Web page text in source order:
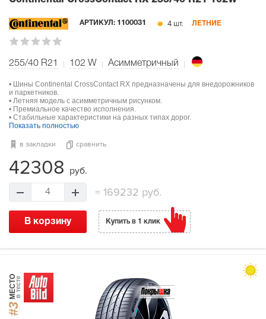
АРТИКУЛ: 1100031 4 шт. ЛЕТНИЕ
255/40 R21 102 W Асимметричный
• Шины Continental CrossContact RX предназначены для внедорожников
и паркетников.
• Летняя модель с асимметричным рисунком.
• Премиальное качество исполнения.
• Стабильные характеристики на разных типах дорог.
Показать полностью
в закладки сравнить
42308 руб.
4 =169232 руб.
В корзину Купить в 1 клик
#3
МЕСТОв тесте